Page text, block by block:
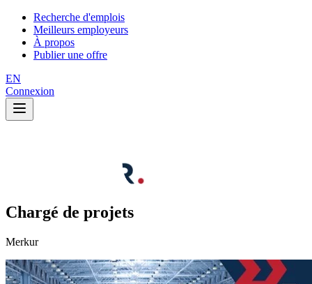
Recherche d'emplois
Meilleurs employeurs
À propos
Publier une offre
EN
Connexion
Chargé de projets
Merkur